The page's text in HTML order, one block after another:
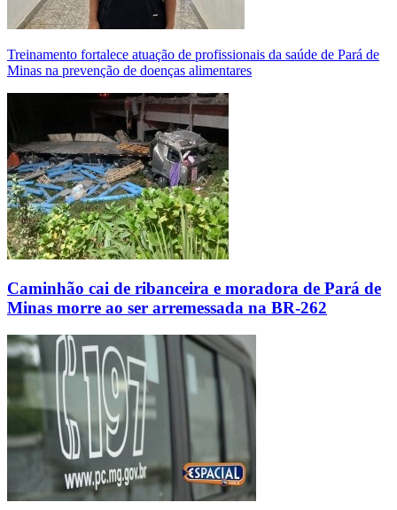
Treinamento fortalece atuação de profissionais da saúde de Pará de
Minas na prevenção de doenças alimentares
Caminhão cai de ribanceira e moradora de Pará de
Minas morre ao ser arremessada na BR-262